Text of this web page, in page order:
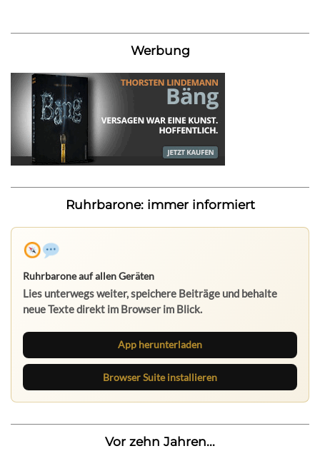
Werbung
Ruhrbarone: immer informiert
Ruhrbarone auf allen Geräten
Lies unterwegs weiter, speichere Beiträge und behalte
neue Texte direkt im Browser im Blick.
App herunterladen
Browser Suite installieren
Vor zehn Jahren...